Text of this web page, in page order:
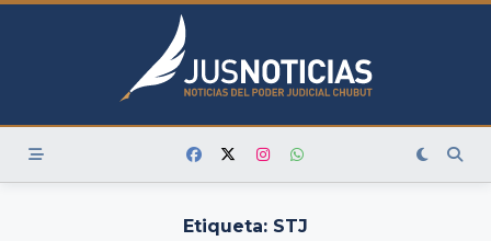
Skip
Etiqueta: STJ